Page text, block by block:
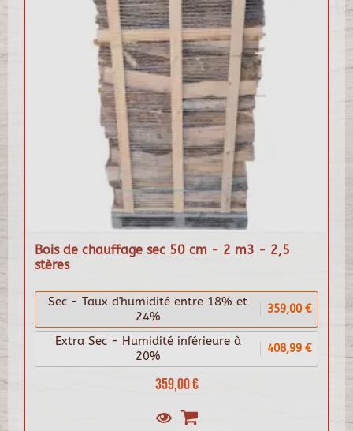
Bois de chauffage sec 50 cm - 2 m3 - 2,5
stères
359,00 €
Sec - Taux d'humidité entre 18% et
24%
359,00 €
Extra Sec - Humidité inférieure à
20%
408,99 €